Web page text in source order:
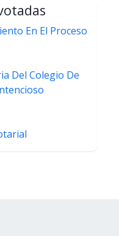
En El Proceso
Del Colegio De